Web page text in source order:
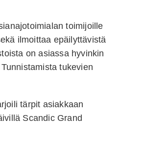
toimijoille
ilmoittaa epäilyttävistä
on asiassa hyvinkin
tukevien
tärpit asiakkaan
Scandic Grand